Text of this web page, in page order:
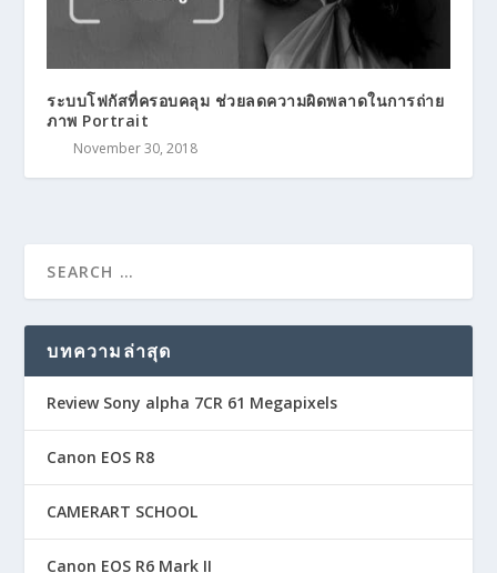
ระบบโฟกัสที่ครอบคลุม ช่วยลดความผิดพลาดในการถ่าย
ภาพ Portrait
November 30, 2018
บทความล่าสุด
Review Sony alpha 7CR 61 Megapixels
Canon EOS R8
CAMERART SCHOOL
Canon EOS R6 Mark II